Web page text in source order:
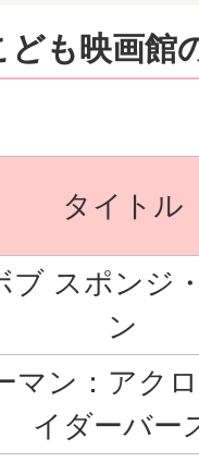
ども映画館
タイトル
ブ スポンジ
ン
マン：アク
イダーバー